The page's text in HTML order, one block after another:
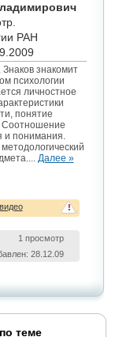
РАН
знакомит
психологии
личностное
понятие
Соотношение
и понимания.
Далее »
!
1 просмотр
28.12.09
теме